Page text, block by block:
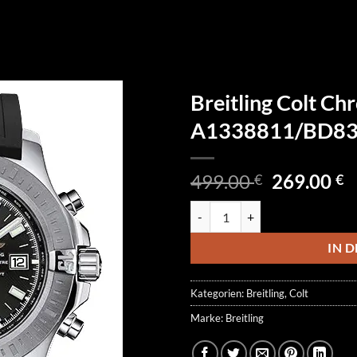
Breitling Colt
A1338811/
499.00€
499.00 €
269.00€
IN
Kategorien: Breitling, Colt
Marke: Breitling